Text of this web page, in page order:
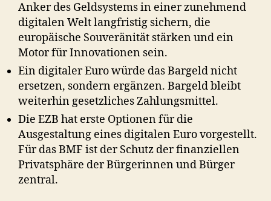
Anker des Geldsystems in einer zunehmend
digitalen Welt langfristig sichern, die
europäische Souveränität stärken und ein
Motor für Innovationen sein.
Ein digitaler Euro würde das Bargeld nicht
ersetzen, sondern ergänzen. Bargeld bleibt
weiterhin gesetzliches Zahlungsmittel.
Die EZB hat erste Optionen für die
Ausgestaltung eines digitalen Euro vorgestellt.
Für das BMF ist der Schutz der finanziellen
Privatsphäre der Bürgerinnen und Bürger
zentral.